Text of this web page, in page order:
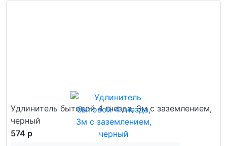
Удлинитель бытовой 4 гнезда, 3м с заземлением,
черный
574 р